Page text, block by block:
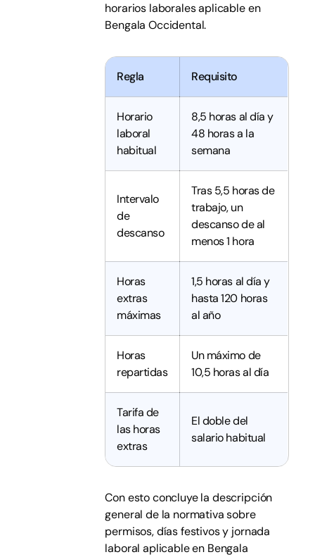
horarios laborales aplicable en
Bengala Occidental.
Regla Requisito
Horario
laboral
habitual
8,5 horas al día y
48 horas a la
semana
Intervalo
de
descanso
Tras 5,5 horas de
trabajo, un
descanso de al
menos 1 hora
Horas
extras
máximas
1,5 horas al día y
hasta 120 horas
al año
Horas
repartidas
Un máximo de
10,5 horas al día
Tarifa de
las horas
extras
El doble del
salario habitual
Con esto concluye la descripción
general de la normativa sobre
permisos, días festivos y jornada
laboral aplicable en Bengala